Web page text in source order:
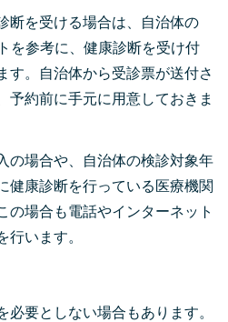
断を受ける場合は、自治体の
を参考に、健康診断を受け付
す。自治体から受診票が送付さ
予約前に手元に用意しておきま
の場合や、自治体の検診対象年
健康診断を行っている医療機関
の場合も電話やインターネット
行います。
必要としない場合もあります。